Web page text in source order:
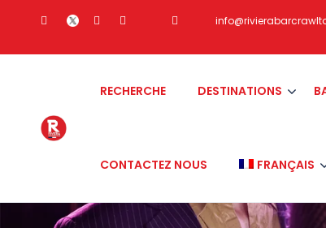
RECHERCHE DESTINATIONS
CONTACTEZ NOUS FRANÇAIS